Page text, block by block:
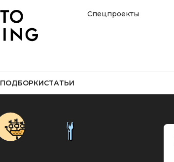
Спецпроекты
ПОДБОРКИСТАТЬИ